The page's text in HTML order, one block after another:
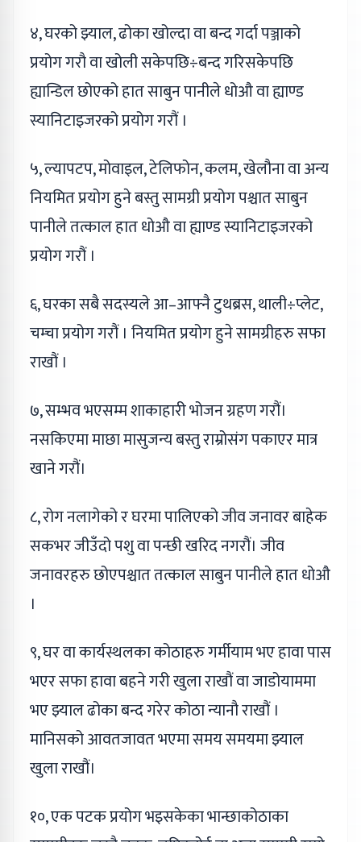
४, घरको झ्याल, ढोका खोल्दा वा बन्द गर्दा पञ्जाको
प्रयोग गरौ वा खोली सकेपछि÷बन्द गरिसकेपछि
ह्यान्डिल छोएको हात साबुन पानीले धोऔ वा ह्याण्ड
स्यानिटाइजरको प्रयोग गरौं ।
५, ल्यापटप, मोवाइल, टेलिफोन, कलम, खेलौना वा अन्य
नियमित प्रयोग हुने बस्तु सामग्री प्रयोग पश्चात साबुन
पानीले तत्काल हात धोऔ वा ह्याण्ड स्यानिटाइजरको
प्रयोग गरौं ।
६, घरका सबै सदस्यले आ–आफ्नै टुथब्रस, थाली÷प्लेट,
चम्चा प्रयोग गरौं । नियमित प्रयोग हुने सामग्रीहरु सफा
राखौं ।
७, सम्भव भएसम्म शाकाहारी भोजन ग्रहण गरौं।
नसकिएमा माछा मासुजन्य बस्तु राम्रोसंग पकाएर मात्र
खाने गरौं।
८, रोग नलागेको र घरमा पालिएको जीव जनावर बाहेक
सकभर जीउँदो पशु वा पन्छी खरिद नगरौं। जीव
जनावरहरु छोएपश्चात तत्काल साबुन पानीले हात धोऔ
।
९, घर वा कार्यस्थलका कोठाहरु गर्मीयाम भए हावा पास
भएर सफा हावा बहने गरी खुला राखौं वा जाडोयाममा
भए झ्याल ढोका बन्द गरेर कोठा न्यानौ राखौं ।
मानिसको आवतजावत भएमा समय समयमा झ्याल
खुला राखौं।
१०, एक पटक प्रयोग भइसकेका भान्छाकोठाका